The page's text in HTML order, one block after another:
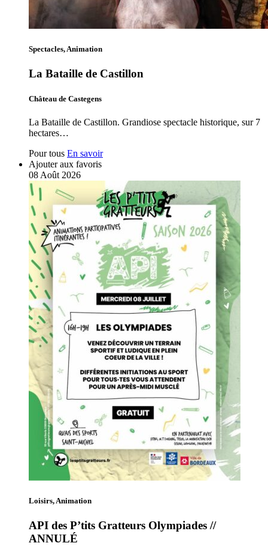
Spectacles, Animation
La Bataille de Castillon
Château de Castegens
La Bataille de Castillon. Grandiose spectacle historique, sur 7
hectares…
Pour tous En savoir
Ajouter aux favoris
08 Août 2026
Loisirs, Animation
API des P’tits Gratteurs Olympiades //
ANNULÉ